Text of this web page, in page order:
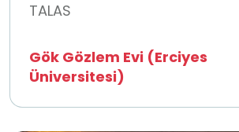
TALAS
Gök Gözlem Evi (Erciyes
Üniversitesi)